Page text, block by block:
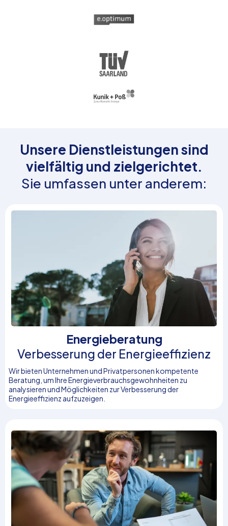
Unsere Dienstleistungen sind
vielfältig und zielgerichtet.
Sie umfassen unter anderem:
Energieberatung
Verbesserung der Energieeffizienz
Wir bieten Unternehmen und Privatpersonen kompetente
Beratung, um Ihre Energieverbrauchsgewohnheiten zu
analysieren und Möglichkeiten zur Verbesserung der
Energieeffizienz aufzuzeigen.